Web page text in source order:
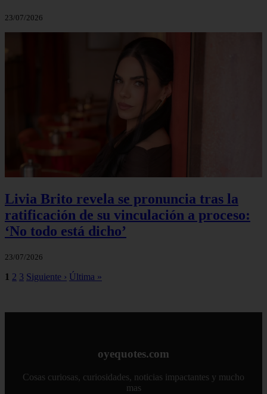
23/07/2026
Livia Brito revela se pronuncia tras la
ratificación de su vinculación a proceso:
‘No todo está dicho’
23/07/2026
1 2 3 Siguiente › Última »
oyequotes.com
Cosas curiosas, curiosidades, noticias impactantes y mucho
mas